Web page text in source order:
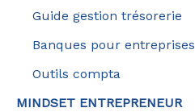
Guide gestion trésorerie
Banques pour entreprises
Outils compta
MINDSET ENTREPRENEUR